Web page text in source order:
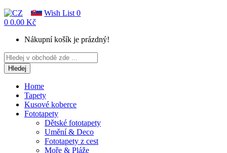
Wish List 0
0 0.00 Kč
Nákupní košík je prázdný!
Hledej
Home
Tapety
Kusové koberce
Fototapety
Dětské fototapety
Umění & Deco
Fototapety z cest
Moře & Pláže